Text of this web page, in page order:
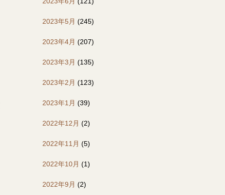
2023年5月 (245)
2023年4月 (207)
2023年3月 (135)
2023年2月 (123)
2023年1月 (39)
2022年12月 (2)
2022年11月 (5)
2022年10月 (1)
2022年9月 (2)